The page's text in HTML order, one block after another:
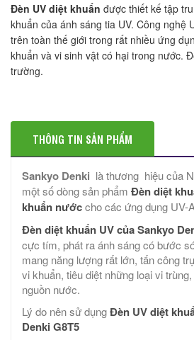
Đèn UV diệt khuẩn được thiết kế tập
khuẩn của ánh sáng tia UV. Công nghệ
trên toàn thế giới trong rất nhiều ứng
khuẩn và vi sinh vật có hại trong nước.
trường.
THÔNG TIN SẢN PHẨM
Sankyo Denki là thương hiệu của
một số dòng sản phẩm Đèndiệt
khuẩn nướccho các ứng dụng UV-
Đèn diệt khuẩn UVcủaSankyo
cực tím, phát ra ánh sáng có bước
mang năng lượng rất lớn, tấn công
vi khuẩn, tiêu diệt những loại vi
nguồn nước.
Lý do nên sử dụngĐèn UV diệt
Denki G8T5